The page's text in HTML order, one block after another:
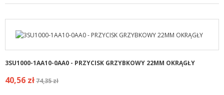
3SU1000-1AA10-0AA0 - PRZYCISK GRZYBKOWY 22MM OKRĄGŁY
40,56 zł74,35 zł